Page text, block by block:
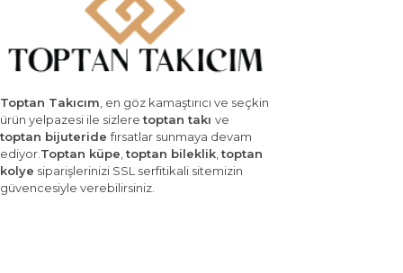
memnuniyetini en üst seviyeye taşır.
Koleksiyonumuzda yer alan inci detaylı lüks
modellerden, minimalist ve modern formlara
kadar her parça,saç aksesuarı modasının en
güncel trendlerini yansıtır. Ürün yelpazenizi
tamamlamak içintoptan bileklikve
kategorilerimizi de inceleyerek mağazanızda
bütünsel bir aksesuar vitrini oluşturabilirsiniz.
Toptan Takıcım , en göz kamaştırıcı ve seçkin
ürün yelpazesi ile sizleretoptan takı ve
toptan bijuteridefırsatlar sunmaya devam
ediyor. Toptan küpe ,toptan bileklik ,toptan
kolye siparişlerinizi SSL serfitikali sitemizin
güvencesiyle verebilirsiniz.